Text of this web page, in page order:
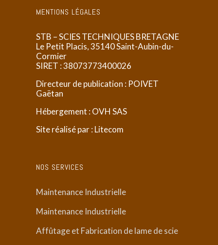
MENTIONS LÉGALES
STB – SCIES TECHNIQUES BRETAGNE
Le Petit Placis, 35140 Saint-Aubin-du-
Cormier
SIRET :38073773400026
Directeur de publication : POIVET
Gaëtan
Hébergement : OVH SAS
Site réalisé par : Litecom
NOS SERVICES
Maintenance Industrielle
Maintenance Industrielle
Affûtage et Fabrication de lame de scie